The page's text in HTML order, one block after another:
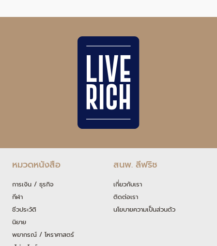
หมวดหนังสือ
การเงิน / ธุรกิจ
กีฬา
ชีวประวัติ
นิยาย
พยากรณ์ / โหราศาสตร์
สนพ. ลีฟริช
เกี่ยวกับเรา
ติดต่อเรา
นโยบายความเป็นส่วนตัว